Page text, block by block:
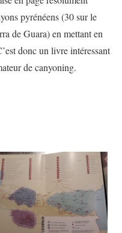
pyrénéens (30 sur le
de Guara) en mettant en
donc un livre intéressant
de canyoning.